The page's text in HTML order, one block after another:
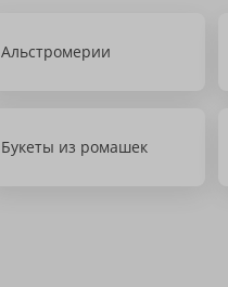
Альстромерии
Букеты из ромашек